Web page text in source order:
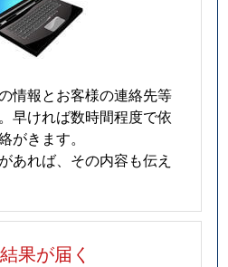
情報とお客様の連絡先等
早ければ数時間程度で依
がきます。
あれば、その内容も伝え
果が届く